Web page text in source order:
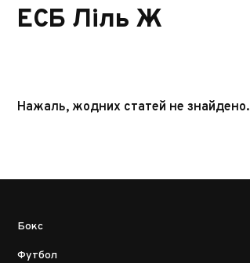
ЕСБ Ліль Ж
Нажаль, жодних статей не знайдено.
Бокс
Футбол